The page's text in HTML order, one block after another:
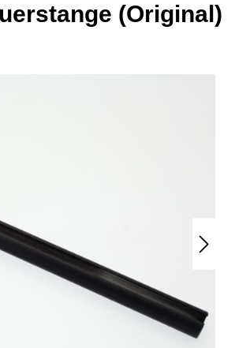
(Original)